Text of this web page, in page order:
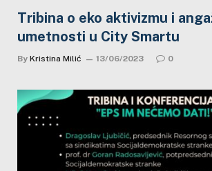
Tribina o eko aktivizmu i
umetnosti u City Smartu
By Kristina Milić 13/06/2023 0